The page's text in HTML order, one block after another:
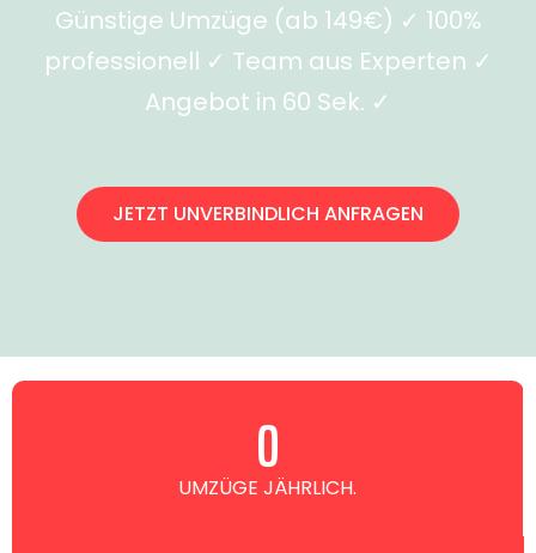
Günstige Umzüge (ab 149€) ✓ 100%
professionell ✓ Team aus Experten ✓
Angebot in 60 Sek. ✓
JETZT UNVERBINDLICH ANFRAGEN
UMZÜGE JÄHRLICH.
0